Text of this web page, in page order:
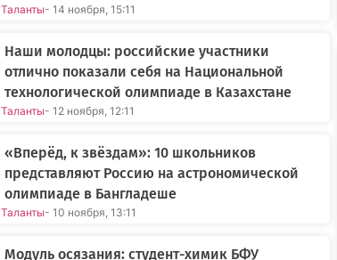
Таланты- 14 ноября, 15:11
Наши молодцы: российские участники
отлично показали себя на Национальной
технологической олимпиаде в Казахстане
Таланты- 12 ноября, 12:11
«Вперёд, к звёздам»: 10 школьников
представляют Россию на астрономической
олимпиаде в Бангладеше
Таланты- 10 ноября, 13:11
Модуль осязания: студент-химик БФУ